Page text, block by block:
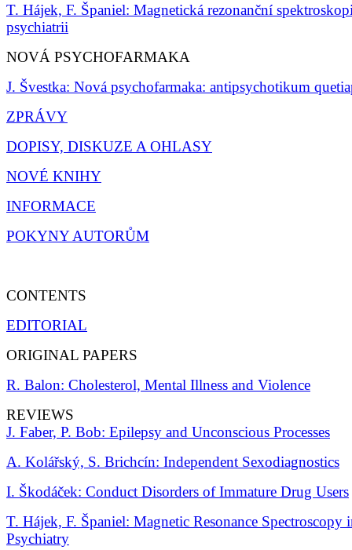
T. Hájek, F. Španiel: Magnetická rezonanční
psychiatrii
NOVÁ PSYCHOFARMAKA
J. Švestka: Nová psychofarmaka: antipsychotikum
ZPRÁVY
DOPISY, DISKUZE A OHLASY
NOVÉ KNIHY
INFORMACE
POKYNY AUTORŮM
CONTENTS
EDITORIAL
ORIGINAL PAPERS
R. Balon: Cholesterol, Mental Illness and Violence
REVIEWS
J. Faber, P. Bob: Epilepsy and Unconscious Processes
A. Kolářský, S. Brichcín: Independent Sexodiagnostics
I. Škodáček: Conduct Disorders of Immature Drug Users
T. Hájek, F. Španiel: Magnetic Resonance Spectroscopy
Psychiatry